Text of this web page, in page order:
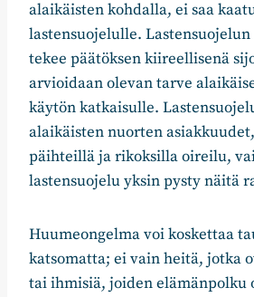
alaikäisten kohdalla, ei saa
lastensuojelulle.
tekee päätöksen kiireellisenä
arvioidaan olevan tarve
käytön katkaisulle.
alaikäisten nuorten
päihteillä ja rikoksilla oireilu,
lastensuojelu yksin pysty näitä
Huumeongelma voi koskettaa
katsomatta; ei vain heitä, jotka
tai ihmisiä, joiden elämänpolku